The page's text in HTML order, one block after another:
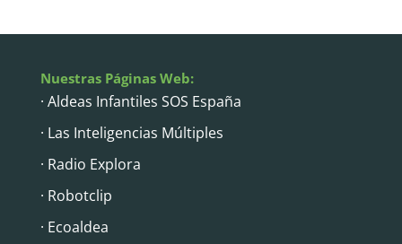
Nuestras Páginas Web:
· Aldeas Infantiles SOS España
· Las Inteligencias Múltiples
· Radio Explora
· Robotclip
· Ecoaldea